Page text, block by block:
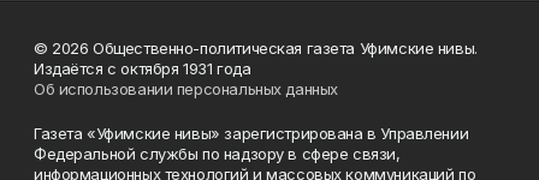
© 2026 Общественно-политическая газета Уфимские нивы.
Издаётся с октября 1931 года
Об использовании персональных данных
Газета «Уфимские нивы» зарегистрирована в Управлении
Федеральной службы по надзору в сфере связи,
информационных технологий и массовых коммуникаций по